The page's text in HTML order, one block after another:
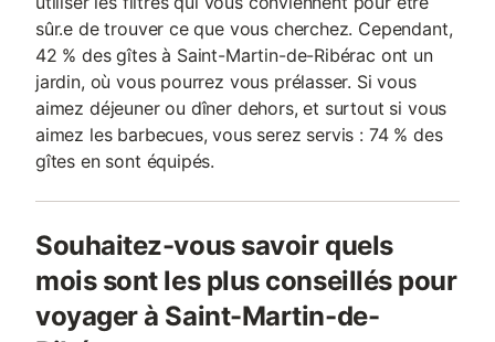
sûr.e de trouver ce que vous cherchez. Cependant,
42 % des gîtes à Saint-Martin-de-Ribérac ont un
jardin, où vous pourrez vous prélasser. Si vous
aimez déjeuner ou dîner dehors, et surtout si vous
aimez les barbecues, vous serez servis : 74 % des
gîtes en sont équipés.
Souhaitez-vous savoir quels
mois sont les plus conseillés pour
voyager à Saint-Martin-de-